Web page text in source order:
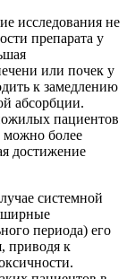
исследования не
препарата у
или почек у
к замедлению
абсорбции.
пациентов
можно более
достижение
системной
периода) его
приводя к